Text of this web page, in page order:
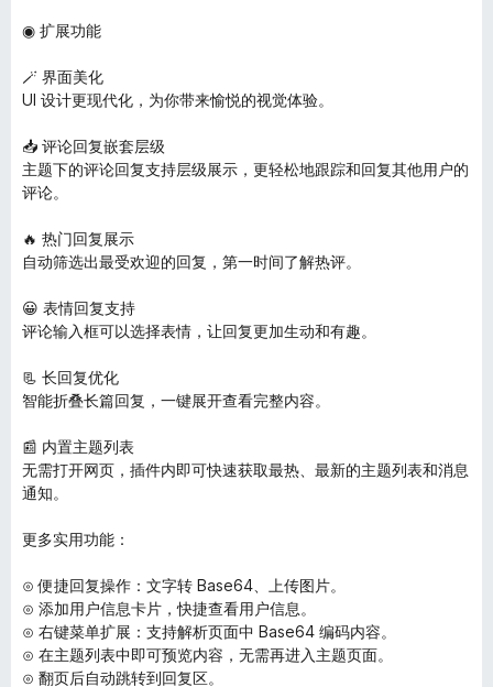
◉ 扩展功能
🪄 界面美化
UI 设计更现代化，为你带来愉悦的视觉体验。
📥 评论回复嵌套层级
主题下的评论回复支持层级展示，更轻松地跟踪和回复其他用户的
评论。
🔥 热门回复展示
自动筛选出最受欢迎的回复，第一时间了解热评。
😀 表情回复支持
评论输入框可以选择表情，让回复更加生动和有趣。
📃 长回复优化
智能折叠长篇回复，一键展开查看完整内容。
📰 内置主题列表
无需打开网页，插件内即可快速获取最热、最新的主题列表和消息
通知。
更多实用功能：
⊙ 便捷回复操作：文字转 Base64、上传图片。
⊙ 添加用户信息卡片，快捷查看用户信息。
⊙ 右键菜单扩展：支持解析页面中 Base64 编码内容。
⊙ 在主题列表中即可预览内容，无需再进入主题页面。
⊙ 翻页后自动跳转到回复区。